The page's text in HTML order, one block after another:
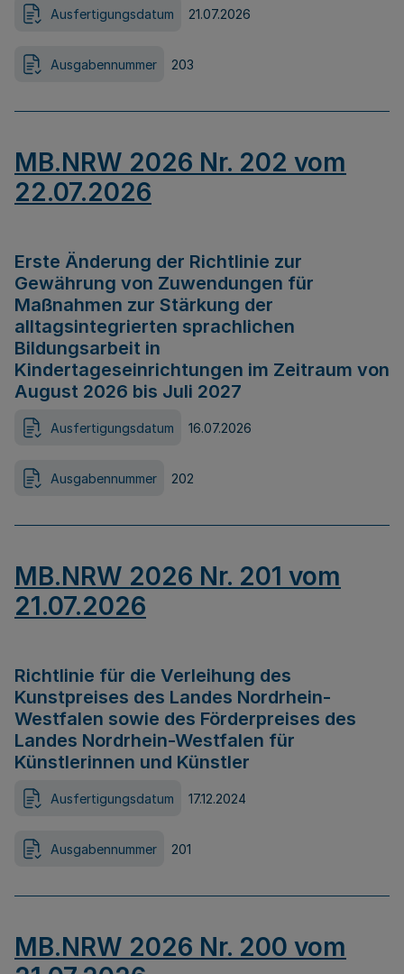
Ausfertigungsdatum 21.07.2026
Ausgabennummer 203
MB.NRW 2026 Nr. 202 vom
22.07.2026
Erste Änderung der Richtlinie zur
Gewährung von Zuwendungen für
Maßnahmen zur Stärkung der
alltagsintegrierten sprachlichen
Bildungsarbeit in
Kindertageseinrichtungen im Zeitraum von
August 2026 bis Juli 2027
Ausfertigungsdatum 16.07.2026
Ausgabennummer 202
MB.NRW 2026 Nr. 201 vom
21.07.2026
Richtlinie für die Verleihung des
Kunstpreises des Landes Nordrhein-
Westfalen sowie des Förderpreises des
Landes Nordrhein-Westfalen für
Künstlerinnen und Künstler
Ausfertigungsdatum 17.12.2024
Ausgabennummer 201
MB.NRW 2026 Nr. 200 vom